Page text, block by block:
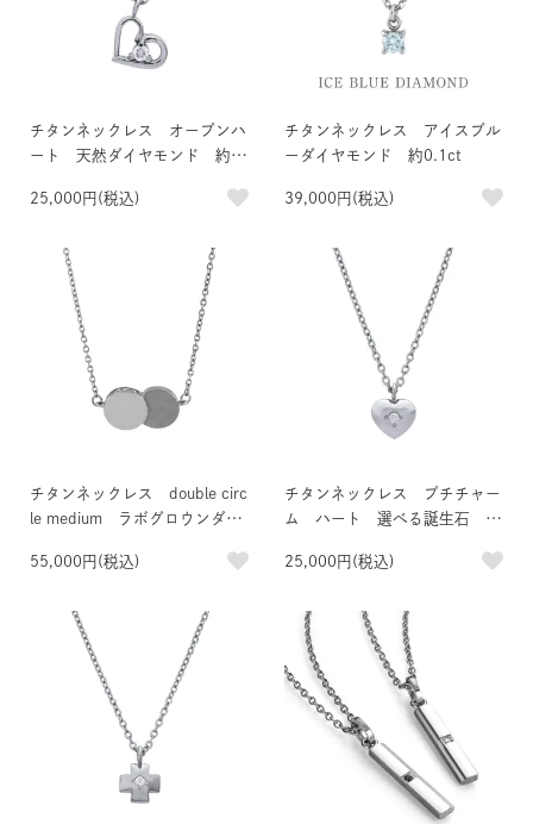
チタンネックレス オープンハ
ート 天然ダイヤモンド 約0.
25,000円(税込)
チタンネックレス アイスブル
ーダイヤモンド 約0.1ct
39,000円(税込)
チタンネックレス double circ
le medium ラボグロウンダイ
55,000円(税込)
チタンネックレス プチチャー
ム ハート 選べる誕生石 イ
25,000円(税込)